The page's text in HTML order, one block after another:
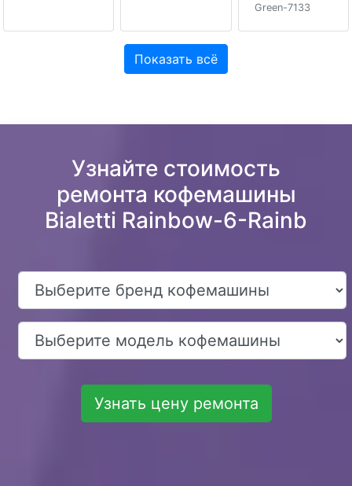
Green-7133
Показать всё
Узнайте стоимость
ремонта кофемашины
Bialetti Rainbow-6-Rainb
Узнать цену ремонта